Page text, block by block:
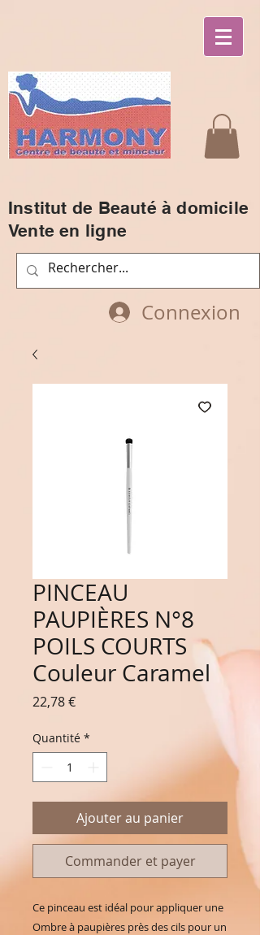
Institut de Beauté à domicile
Vente en ligne
Connexion
PINCEAU
PAUPIÈRES N°8
POILS COURTS
Couleur Caramel
22,78 €Prix
Quantité *
Ajouter au panier
Commander et payer
Ce pinceau est idéal pour appliquer une
Ombre à paupières près des cils pour un